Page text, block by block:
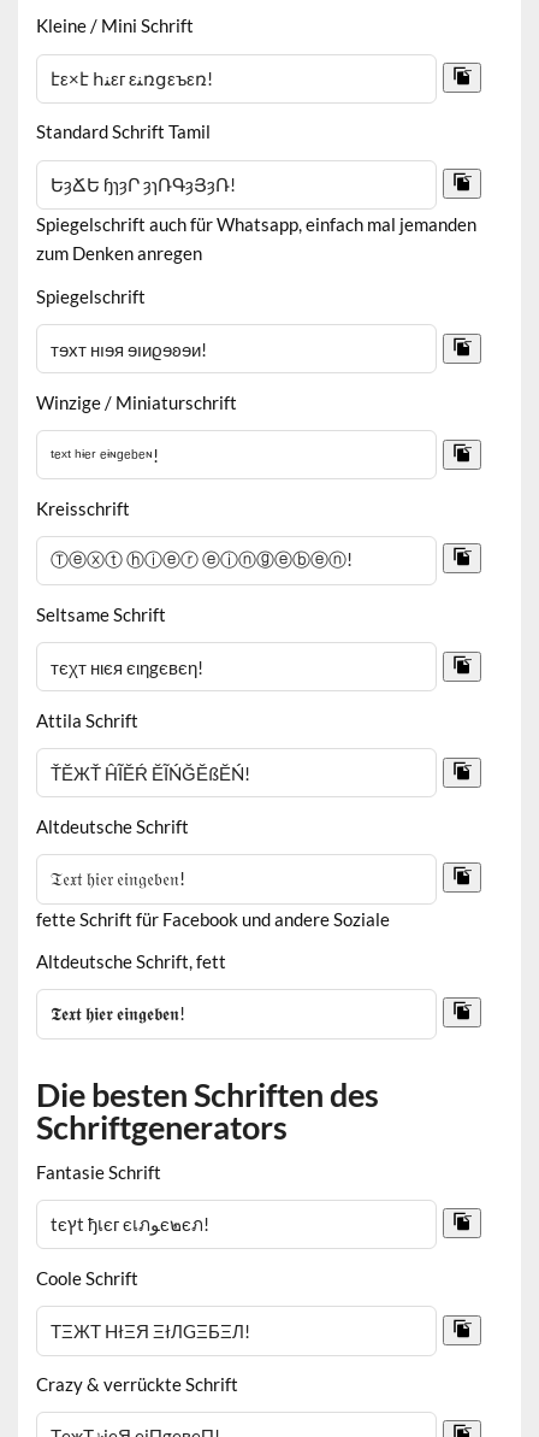
Kleine / Mini Schrift
Standard Schrift Tamil
Spiegelschrift auch für Whatsapp, einfach mal jemanden
zum Denken anregen
Spiegelschrift
Winzige / Miniaturschrift
Kreisschrift
Seltsame Schrift
Attila Schrift
Altdeutsche Schrift
fette Schrift für Facebook und andere Soziale
Altdeutsche Schrift, fett
Die besten Schriften des
Schriftgenerators
Fantasie Schrift
Coole Schrift
Crazy & verrückte Schrift